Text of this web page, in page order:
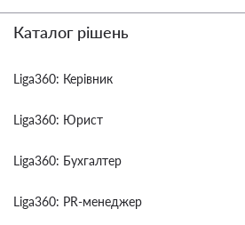
Каталог рішень
Liga360: Керівник
Liga360: Юрист
Liga360: Бухгалтер
Liga360: PR-менеджер